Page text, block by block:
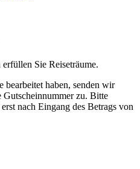
Sie Reiseträume.
haben, senden wir
Gutscheinnummer zu. Bitte
nach Eingang des Betrags von